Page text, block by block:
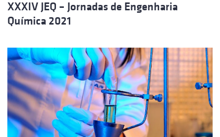
XXXIV JEQ – Jornadas de Engenharia
Química 2021